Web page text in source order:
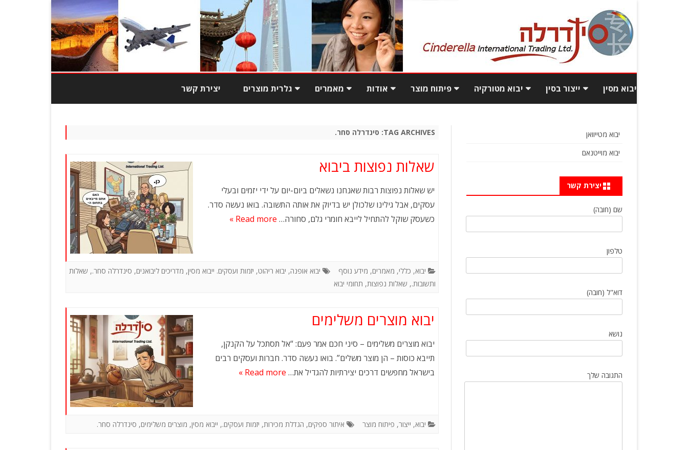
to
content יבוא מסין
יבוא רהיטים מסין
כמה עולה לייבא מסין?
ייצור בסין
כמות וגם איכות: יבוא מסחרי
בסטנדרט גבוה
איך מוצאים מפעל אמין בסין?
הטיפים שכל יבואן חייב להכיר
יבוא מטורקיה
פיתוח מוצר בטורקיה
פיתוח מוצר
מקומית ליבוא ישיר מסין
אודות מאמרים
והתנהגות במשא ומתן
ארוחה בסין – אתנחתא קלה
לשעות העבודה, החגים
משפיעים על היבוא מסין
כך סמויה
גלרית מוצרים
מוצרי מתכת באיכות גבוהה
יצירת קשר
TAG ARCHIVES: סינדרלה סחר.
שאלות נפוצות ביבוא
יש שאלות נפוצות רבות שאנחנו נשאלים ביום-יום על ידי יזמים ובעלי
עסקים, אבל גילינו שלכולן יש בדיוק את אותה התשובה. בואו נעשה סדר.
כשעסק שוקל להתחיל לייבא חומרי גלם, סחורה… Read more »
יבוא, כללי, מאמרים, מידע נוסף יבוא אופנה, יבוא ריהוט, יזמות ועסקים. ייבוא מסין, מדריכים ליבואנים, סינדרלה סחר., שאלות
ותשובות., שאלות נפוצות, תחומי יבוא
יבוא מוצרים משלימים
יבוא מוצרים משלימים – סיני חכם אמר פעם: “אל תסתכל על הקנקן,
תייבא כוסות – הן מוצר משלים”. בואו נעשה סדר. חברות ועסקים רבים
בישראל מחפשים דרכים יצירתיות להגדיל את… Read more »
יבוא, ייצור, פיתוח מוצר איתור ספקים, הגדלת מכירות, יזמות ועסקים., ייבוא מסין, מוצרים משלימים, סינדרלה סחר.
יבוא מטייוואן
יבוא מוייטנאם
יצירת קשר
שם (חובה)
טלפון
דוא"ל (חובה)
נושא
התגובה שלך